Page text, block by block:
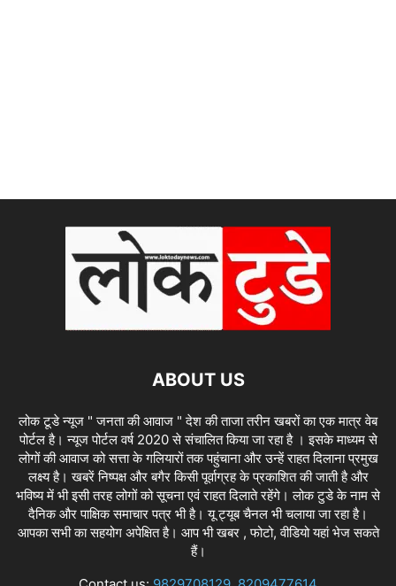
ABOUT US
लोक टूडे न्यूज " जनता की आवाज " देश की ताजा तरीन खबरों का एक मात्र वेब
पोर्टल है। न्यूज पोर्टल वर्ष 2020 से संचालित किया जा रहा है । इसके माध्यम से
लोगों की आवाज को सत्ता के गलियारों तक पहुंचाना और उन्हें राहत दिलाना प्रमुख
लक्ष्य है। खबरें निष्पक्ष और बगैर किसी पूर्वाग्रह के प्रकाशित की जाती है और
भविष्य में भी इसी तरह लोगों को सूचना एवं राहत दिलाते रहेंगे। लोक टुडे के नाम से
दैनिक और पाक्षिक समाचार पत्र भी है। यू ट्यूब चैनल भी चलाया जा रहा है।
आपका सभी का सहयोग अपेक्षित है। आप भी खबर , फोटो, वीडियो यहां भेज सकते
हैं।